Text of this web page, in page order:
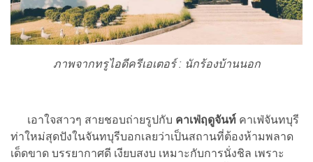
ภาพจากทรูไอดีครีเอเตอร์ : นักร้องบ้านนอก
เอาใจสาวๆ สายชอบถ่ายรูปกับ คาเฟ่ฤดูจันท์ คาเฟ่จันทบุรี
ท่าใหม่สุดปังในจันทบุรีบอกเลยว่าเป็นสถานที่ต้องห้ามพลาด
เด็ดขาด บรรยากาศดี เงียบสงบ เหมาะกับการนั่งชิล เพราะ